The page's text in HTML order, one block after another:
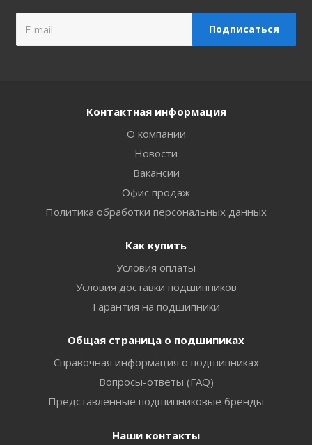
Контактная информация
О компании
Новости
Вакансии
Офис продаж
Политика обработки персональных данных
Как купить
Условия оплаты
Условия доставки подшипников
Гарантия на подшипники
Общая страница о подшипиках
Справочная информация о подшипниках
Вопросы-ответы (FAQ)
Представленные подшипниковые бренды
Наши контакты